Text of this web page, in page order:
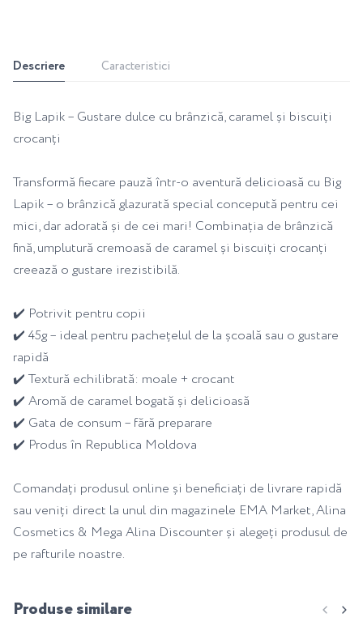
Descriere Caracteristici
Big Lapik – Gustare dulce cu brânzică, caramel și biscuiți
crocanți
Transformă fiecare pauză într-o aventură delicioasă cu Big
Lapik – o brânzică glazurată special concepută pentru cei
mici, dar adorată și de cei mari! Combinația de brânzică
fină, umplutură cremoasă de caramel și biscuiți crocanți
creează o gustare irezistibilă.
✔️ Potrivit pentru copii
✔️ 45g – ideal pentru pachețelul de la școală sau o gustare
rapidă
✔️ Textură echilibrată: moale + crocant
✔️ Aromă de caramel bogată și delicioasă
✔️ Gata de consum – fără preparare
✔️ Produs în Republica Moldova
Comandați produsul online și beneficiați de livrare rapidă
sau veniți direct la unul din magazinele EMA Market, Alina
Cosmetics & Mega Alina Discounter și alegeți produsul de
pe rafturile noastre.
Produse similare